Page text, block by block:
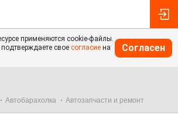
применяются cookie-файлы.
свое согласие на
Согласен
Автобарахолка Автозапчасти и ремонт